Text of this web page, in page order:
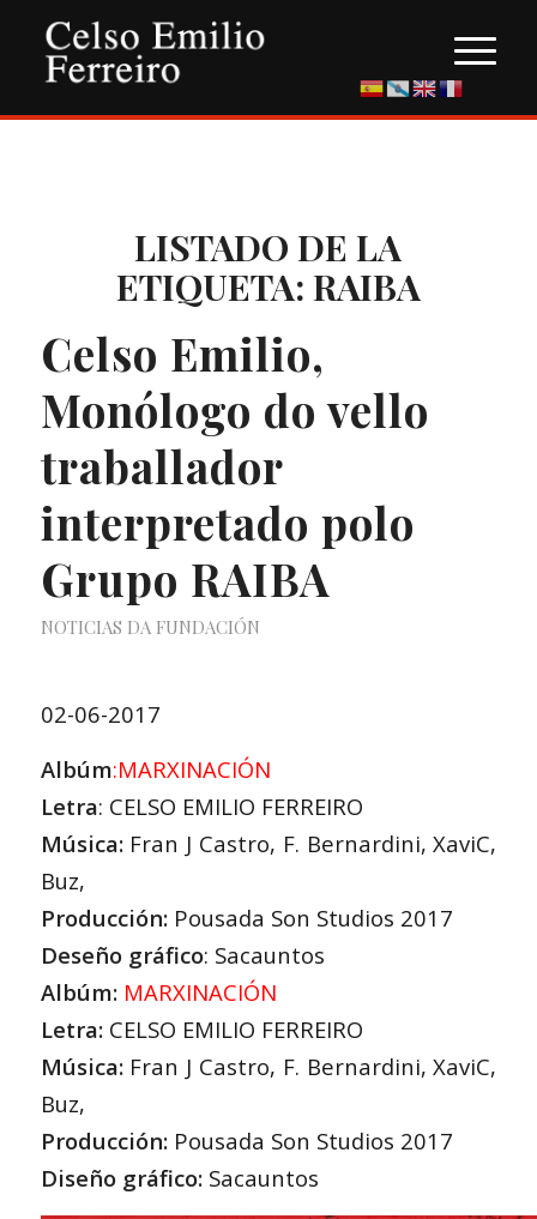
LISTADO DE LA
ETIQUETA: RAIBA
Celso Emilio,
Monólogo do vello
traballador
interpretado polo
Grupo RAIBA
NOTICIAS DA FUNDACIÓN
02-06-2017
Albúm:MARXINACIÓN
Letra: CELSO EMILIO FERREIRO
Música:Fran J Castro, F. Bernardini, XaviC,
Buz,
Producción:Pousada Son Studios 2017
Deseño gráfico: Sacauntos
Albúm:MARXINACIÓN
Letra:CELSO EMILIO FERREIRO
Música:Fran J Castro, F. Bernardini, XaviC,
Buz,
Producción:Pousada Son Studios 2017
Diseño gráfico:Sacauntos